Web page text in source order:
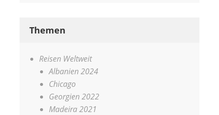
Themen
Reisen Weltweit
Albanien 2024
Chicago
Georgien 2022
Madeira 2021